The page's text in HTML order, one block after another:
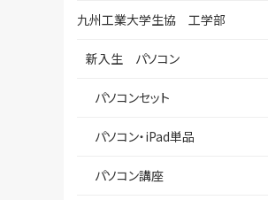
九州工業大学生協 工学部
新入生 パソコン
パソコンセット
パソコン・iPad単品
パソコン講座